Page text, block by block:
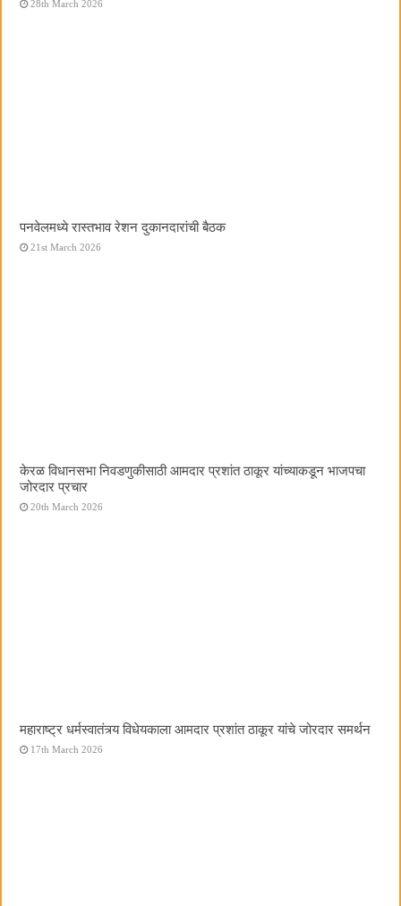
28th March 2026
पनवेलमध्ये रास्तभाव रेशन दुकानदारांची बैठक
21st March 2026
केरळ विधानसभा निवडणुकीसाठी आमदार प्रशांत ठाकूर यांच्याकडून भाजपचा
जोरदार प्रचार
20th March 2026
महाराष्ट्र धर्मस्वातंत्र्य विधेयकाला आमदार प्रशांत ठाकूर यांचे जोरदार समर्थन
17th March 2026